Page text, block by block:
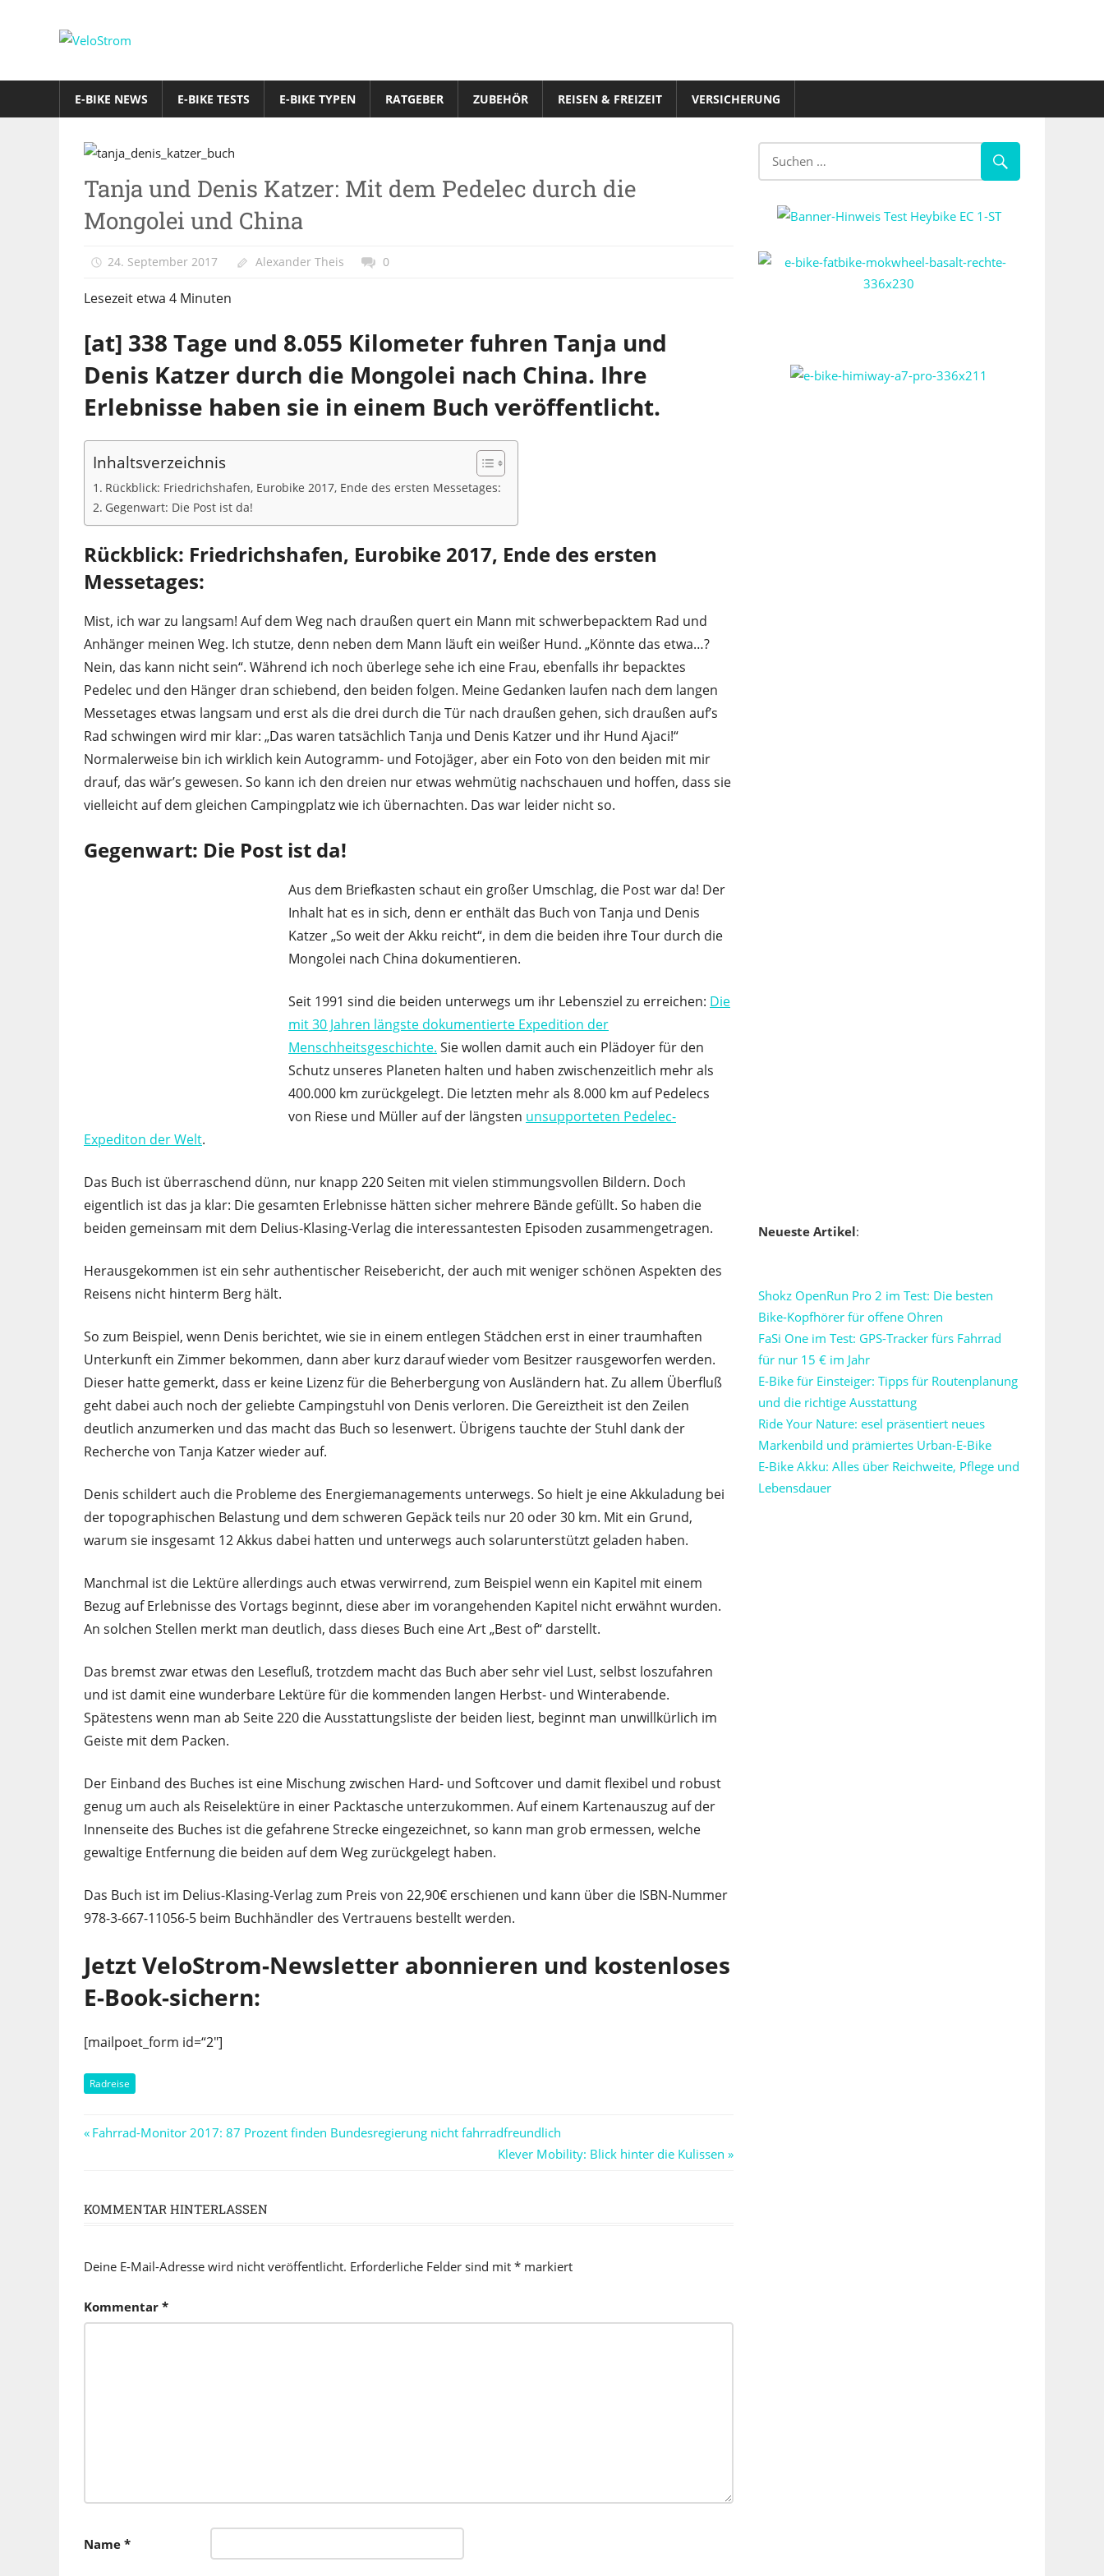
Online-
E-BIKE NEWS E-BIKE TESTS E-BIKE TYPEN RATGEBER ZUBEHÖR REISEN & FREIZEIT VERSICHERUNG
&
Freizeit
Tanja und Denis Katzer: Mit dem Pedelec durch die
Mongolei und China
24. September 2017 Alexander Theis 0
Lesezeit etwa 4 Minuten
[at] 338 Tage und 8.055 Kilometer fuhren Tanja und
Denis Katzer durch die Mongolei nach China. Ihre
Erlebnisse haben sie in einem Buch veröffentlicht.
Inhaltsverzeichnis
Rückblick: Friedrichshafen, Eurobike 2017, Ende des ersten Messetages:
Gegenwart: Die Post ist da!
Rückblick: Friedrichshafen, Eurobike 2017, Ende des ersten
Messetages:
Mist, ich war zu langsam! Auf dem Weg nach draußen quert ein Mann mit schwerbepacktem Rad und
Anhänger meinen Weg. Ich stutze, denn neben dem Mann läuft ein weißer Hund. „Könnte das etwa…?
Nein, das kann nicht sein“. Während ich noch überlege sehe ich eine Frau, ebenfalls ihr bepacktes
Pedelec und den Hänger dran schiebend, den beiden folgen. Meine Gedanken laufen nach dem langen
Messetages etwas langsam und erst als die drei durch die Tür nach draußen gehen, sich draußen auf’s
Rad schwingen wird mir klar: „Das waren tatsächlich Tanja und Denis Katzer und ihr Hund Ajaci!“
Normalerweise bin ich wirklich kein Autogramm- und Fotojäger, aber ein Foto von den beiden mit mir
drauf, das wär’s gewesen. So kann ich den dreien nur etwas wehmütig nachschauen und hoffen, dass sie
vielleicht auf dem gleichen Campingplatz wie ich übernachten. Das war leider nicht so.
Gegenwart: Die Post ist da!
Aus dem Briefkasten schaut ein großer Umschlag, die Post war da! Der
Inhalt hat es in sich, denn er enthält das Buch von Tanja und Denis
Katzer „So weit der Akku reicht“, in dem die beiden ihre Tour durch die
Mongolei nach China dokumentieren.
Seit 1991 sind die beiden unterwegs um ihr Lebensziel zu erreichen: Die
mit 30 Jahren längste dokumentierte Expedition der
Menschheitsgeschichte. Sie wollen damit auch ein Plädoyer für den
Schutz unseres Planeten halten und haben zwischenzeitlich mehr als
400.000 km zurückgelegt. Die letzten mehr als 8.000 km auf Pedelecs
von Riese und Müller auf der längsten unsupporteten Pedelec-
Expediton der Welt.
Das Buch ist überraschend dünn, nur knapp 220 Seiten mit vielen stimmungsvollen Bildern. Doch
eigentlich ist das ja klar: Die gesamten Erlebnisse hätten sicher mehrere Bände gefüllt. So haben die
beiden gemeinsam mit dem Delius-Klasing-Verlag die interessantesten Episoden zusammengetragen.
Herausgekommen ist ein sehr authentischer Reisebericht, der auch mit weniger schönen Aspekten des
Reisens nicht hinterm Berg hält.
So zum Beispiel, wenn Denis berichtet, wie sie in einem entlegen Städchen erst in einer traumhaften
Unterkunft ein Zimmer bekommen, dann aber kurz darauf wieder vom Besitzer rausgeworfen werden.
Dieser hatte gemerkt, dass er keine Lizenz für die Beherbergung von Ausländern hat. Zu allem Überfluß
geht dabei auch noch der geliebte Campingstuhl von Denis verloren. Die Gereiztheit ist den Zeilen
deutlich anzumerken und das macht das Buch so lesenwert. Übrigens tauchte der Stuhl dank der
Recherche von Tanja Katzer wieder auf.
Denis schildert auch die Probleme des Energiemanagements unterwegs. So hielt je eine Akkuladung bei
der topographischen Belastung und dem schweren Gepäck teils nur 20 oder 30 km. Mit ein Grund,
warum sie insgesamt 12 Akkus dabei hatten und unterwegs auch solarunterstützt geladen haben.
Manchmal ist die Lektüre allerdings auch etwas verwirrend, zum Beispiel wenn ein Kapitel mit einem
Bezug auf Erlebnisse des Vortags beginnt, diese aber im vorangehenden Kapitel nicht erwähnt wurden.
An solchen Stellen merkt man deutlich, dass dieses Buch eine Art „Best of“ darstellt.
Das bremst zwar etwas den Lesefluß, trotzdem macht das Buch aber sehr viel Lust, selbst loszufahren
und ist damit eine wunderbare Lektüre für die kommenden langen Herbst- und Winterabende.
Spätestens wenn man ab Seite 220 die Ausstattungsliste der beiden liest, beginnt man unwillkürlich im
Geiste mit dem Packen.
Der Einband des Buches ist eine Mischung zwischen Hard- und Softcover und damit flexibel und robust
genug um auch als Reiselektüre in einer Packtasche unterzukommen. Auf einem Kartenauszug auf der
Innenseite des Buches ist die gefahrene Strecke eingezeichnet, so kann man grob ermessen, welche
gewaltige Entfernung die beiden auf dem Weg zurückgelegt haben.
Das Buch ist im Delius-Klasing-Verlag zum Preis von 22,90€ erschienen und kann über die ISBN-Nummer
978-3-667-11056-5 beim Buchhändler des Vertrauens bestellt werden.
Jetzt VeloStrom-Newsletter abonnieren und kostenloses
E-Book-sichern:
[mailpoet_form id=“2″]
Radreise
Beitragsnavigation
Vorheriger
Fahrrad-Monitor 2017: 87 Prozent finden Bundesregierung nicht fahrradfreundlich
Nächster
Klever Mobility: Blick hinter die Kulissen
KOMMENTAR HINTERLASSEN
Deine E-Mail-Adresse wird nicht veröffentlicht. Erforderliche Felder sind mit * markiert
Kommentar *
Name *
Neueste Artikel:
Shokz OpenRun Pro 2 im Test: Die besten
Bike-Kopfhörer für offene Ohren
FaSi One im Test: GPS-Tracker fürs Fahrrad
für nur 15 € im Jahr
E-Bike für Einsteiger: Tipps für Routenplanung
und die richtige Ausstattung
Ride Your Nature: esel präsentiert neues
Markenbild und prämiertes Urban-E-Bike
E-Bike Akku: Alles über Reichweite, Pflege und
Lebensdauer